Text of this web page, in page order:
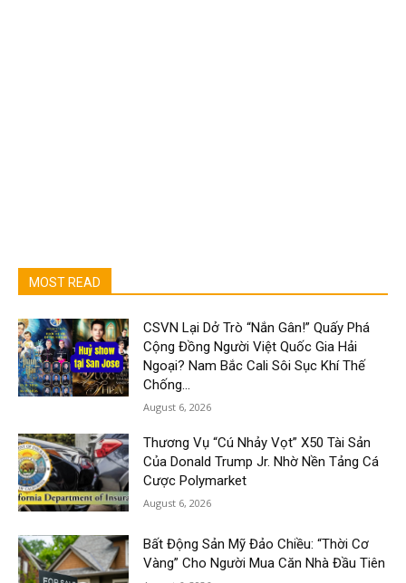
MOST READ
CSVN Lại Dở Trò “Nắn Gân!” Quấy Phá
Cộng Đồng Người Việt Quốc Gia Hải
Ngoại? Nam Bắc Cali Sôi Sục Khí Thế
Chống...
August 6, 2026
Thương Vụ “Cú Nhảy Vọt” X50 Tài Sản
Của Donald Trump Jr. Nhờ Nền Tảng Cá
Cược Polymarket
August 6, 2026
Bất Động Sản Mỹ Đảo Chiều: “Thời Cơ
Vàng” Cho Người Mua Căn Nhà Đầu Tiên